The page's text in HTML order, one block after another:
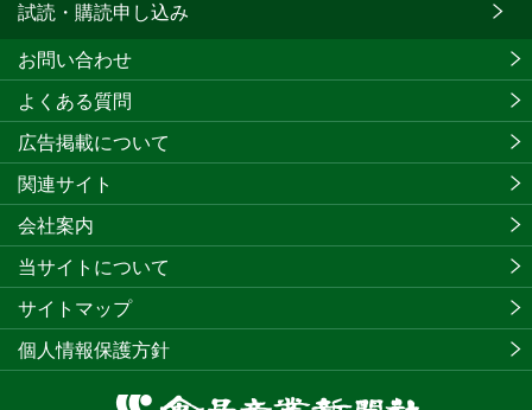
試読・購読申し込み
お問い合わせ
よくある質問
広告掲載について
関連サイト
会社案内
当サイトについて
サイトマップ
個人情報保護方針